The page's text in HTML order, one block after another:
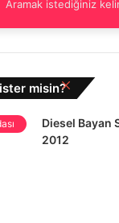
misin? Kapalı
Diesel Bayan
2012